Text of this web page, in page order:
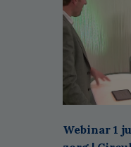
Webinar 1